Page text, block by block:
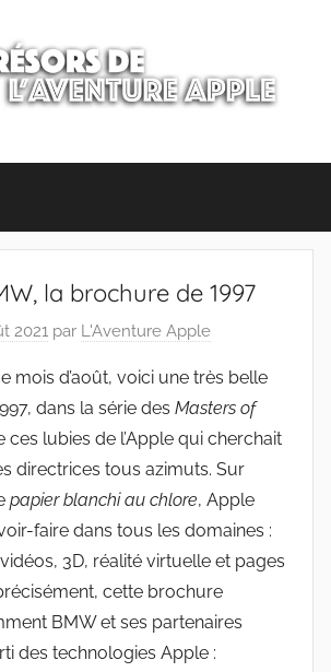
la brochure de 1997
2021 par L'Aventure Apple
mois d’août, voici une très belle
dans la série des Masters of
ces lubies de l’Apple qui cherchait
directrices tous azimuts. Sur
papier blanchi au chlore, Apple
faire dans tous les domaines :
3D, réalité virtuelle et pages
cette brochure
BMW et ses partenaires
des technologies Apple :